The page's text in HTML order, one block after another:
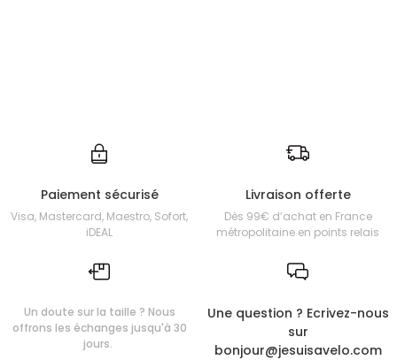
Paiement sécurisé
Visa, Mastercard, Maestro, Sofort,
iDEAL
Livraison offerte
Dès 99€ d’achat en France
métropolitaine en points relais
Un doute sur la taille ? Nous
offrons les échanges jusqu'à 30
jours.
Une question ? Ecrivez-nous
sur
bonjour@jesuisavelo.com